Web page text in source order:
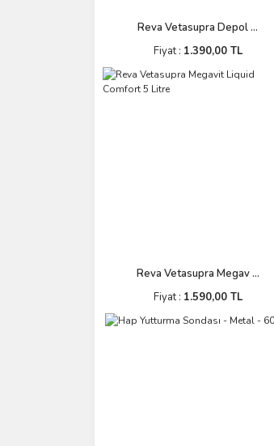
Reva Vetasupra Depol ...
Fiyat : 1.390,00 TL
Reva Vetasupra Megav ...
Fiyat : 1.590,00 TL